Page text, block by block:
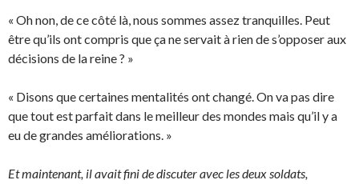
« Oh non, de ce côté là, nous sommes assez tranquilles. Peut
être qu’ils ont compris que ça ne servait à rien de s’opposer aux
décisions de la reine ? »
« Disons que certaines mentalités ont changé. On va pas dire
que tout est parfait dans le meilleur des mondes mais qu’il y a
eu de grandes améliorations. »
Et maintenant, il avait fini de discuter avec les deux soldats,